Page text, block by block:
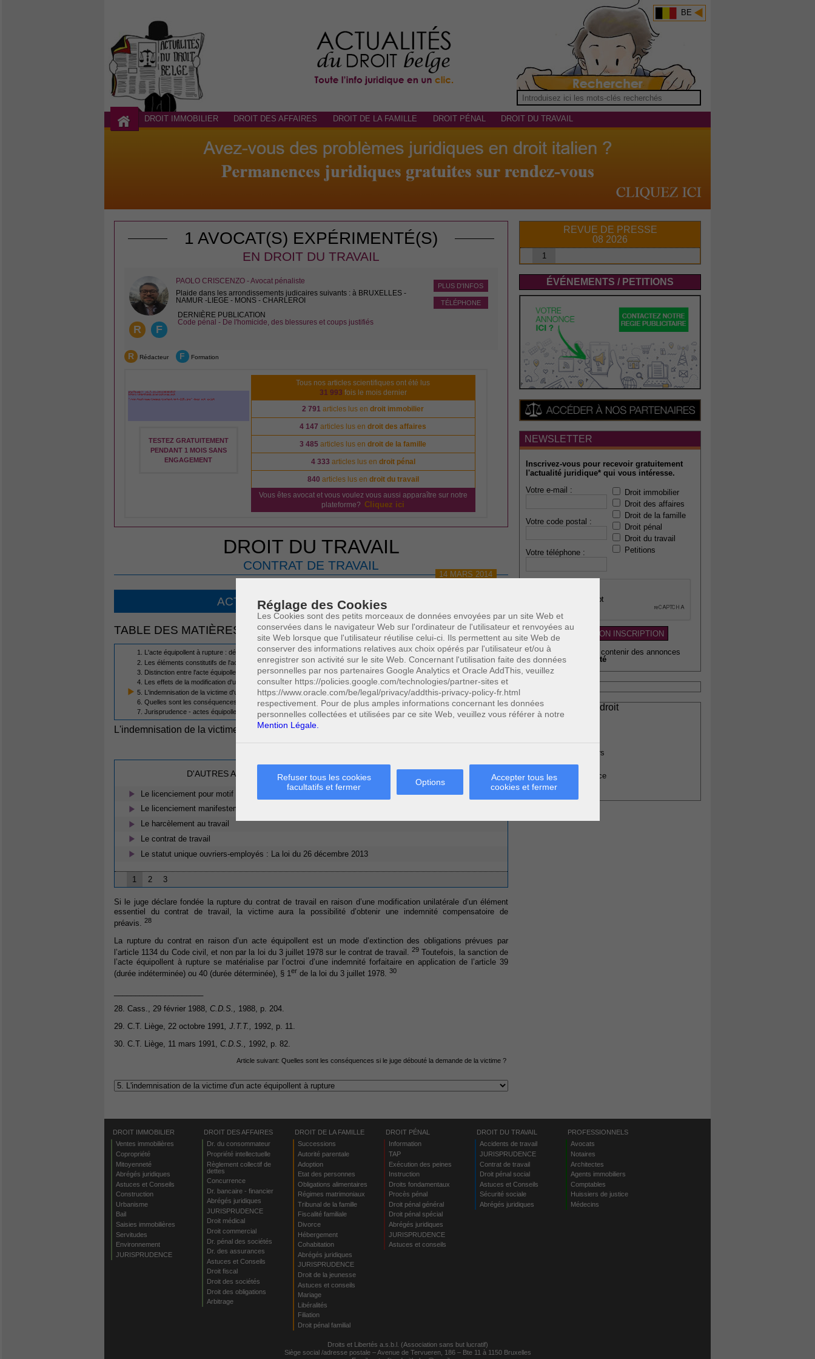
Réglage des Cookies
Les Cookies sont des petits morceaux de données envoyées par un site Web et
conservées dans le navigateur Web sur l'ordinateur de l'utilisateur et renvoyées au
site Web lorsque que l'utilisateur réutilise celui-ci. Ils permettent au site Web de
conserver des informations relatives aux choix opérés par l'utilisateur et/ou à
enregistrer son activité sur le site Web. Concernant l'utilisation faite des données
personnelles par nos partenaires Google Analytics et Oracle AddThis, veuillez
consulter https://policies.google.com/technologies/partner-sites et
https://www.oracle.com/be/legal/privacy/addthis-privacy-policy-fr.html
respectivement. Pour de plus amples informations concernant les données
personnelles collectées et utilisées par ce site Web, veuillez vous référer à notre
Mention Légale.
Refuser tous les cookies
facultatifs et fermer
Options
Accepter tous les
cookies et fermer
BE
DROIT IMMOBILIER DROIT DES AFFAIRES DROIT DE LA FAMILLE DROIT PÉNAL DROIT DU TRAVAIL
1 AVOCAT(S) EXPÉRIMENTÉ(S)
EN DROIT DU TRAVAIL
R F
PLUS D'INFOS
TÉLÉPHONE
PAOLO CRISCENZO - Avocat pénaliste
Plaide dans les arrondissements judicaires suivants : à BRUXELLES -
NAMUR -LIEGE - MONS - CHARLEROI
DERNIÈRE PUBLICATION
Code pénal - De l'homicide, des blessures et coups justifiés
R Rédacteur F Formation
TESTEZ GRATUITEMENT
PENDANT 1 MOIS SANS
ENGAGEMENT
Tous nos articles scientifiques ont été lus
31 993 fois le mois dernier
2 791 articles lus endroit immobilier
4 147 articles lus endroit des affaires
3 485 articles lus endroit de la famille
4 333 articles lus en droit pénal
840 articles lus en droit du travail
Vous êtes avocat et vous voulez vous aussi apparaître sur notre
plateforme? Cliquez ici
DROIT DU TRAVAIL
CONTRAT DE TRAVAIL
14 MARS 2014
ACTE ÉQUIPOLLENT À RUPTURE
TABLE DES MATIÈRES
1. L'acte équipollent à rupture : définition et évolution de la notion
2. Les éléments constitutifs de l'acte équipollent à rupture
3. Distinction entre l'acte équipollent à rupture et le manquement de l'une des parties à ses obligations
4. Les effets de la modification d'un élément essentiel du contrat de travail
5. L'indemnisation de la victime d'un acte équipollent à rupture
6. Quelles sont les conséquences si le juge débouté la demande de la victime ?
7. Jurisprudence - actes équipollent à rupture
L'indemnisation de la victime d'un acte équipollent à rupture
D'AUTRES ARTICLES SUSCEPTIBLES DE VOUS INTERESSER:
Le licenciement pour motif grave
Le licenciement manifestement déraisonnable et la motivation du licenciement
Le harcèlement au travail
Le contrat de travail
Le statut unique ouvriers-employés : La loi du 26 décembre 2013
1 2 3
Si le juge déclare fondée la rupture du contrat de travail en raison d’une modification unilatérale d’un élément
essentiel du contrat de travail, la victime aura la possibilité d’obtenir une indemnité compensatoire de
préavis. 28
La rupture du contrat en raison d’un acte équipollent est un mode d’extinction des obligations prévues par
l’article 1134 du Code civil, et non par la loi du 3 juillet 1978 sur le contrat de travail.29 Toutefois, la sanction de
l’acte équipollent à rupture se matérialise par l’octroi d’une indemnité forfaitaire en application de l’article 39
(durée indéterminée) ou 40 (durée déterminée), § 1er de la loi du 3 juillet 1978. 30
28. Cass., 29 février 1988, C.D.S., 1988, p. 204.
29. C.T. Liège, 22 octobre 1991, J.T.T., 1992, p. 11.
30. C.T. Liège, 11 mars 1991, C.D.S., 1992, p. 82.
Article suivant: Quelles sont les conséquences si le juge débouté la demande de la victime ?
REVUE DE PRESSE
08 2026
1
ÉVÉNEMENTS / PETITIONS
NEWSLETTER
Inscrivez-vous pour recevoir gratuitement
l'actualité juridique* qui vous intéresse.
Votre e-mail :
Votre code postal :
Votre téléphone :
Droit immobilier
Droit des affaires
Droit de la famille
Droit pénal
Droit du travail
Petitions
* Newsletter pouvant contenir des annonces
publicitaires de
qualité
Professionnels du droit
Avocats
Agents immobiliers
Comptables
Huissiers de justice
Médecins
DROIT IMMOBILIER
Ventes immobilières
Copropriété
Mitoyenneté
Abrégés juridiques
Astuces et Conseils
Construction
Urbanisme
Bail
Saisies immobilières
Servitudes
Environnement
JURISPRUDENCE
DROIT DES AFFAIRES
Dr. du consommateur
Propriété intellectuelle
Règlement collectif de
dettes
Concurrence
Dr. bancaire - financier
Abrégés juridiques
JURISPRUDENCE
Droit médical
Droit commercial
Dr. pénal des sociétés
Dr. des assurances
Astuces et Conseils
Droit fiscal
Droit des sociétés
Droit des obligations
Arbitrage
DROIT DE LA FAMILLE
Successions
Autorité parentale
Adoption
Etat des personnes
Obligations alimentaires
Régimes matrimoniaux
Tribunal de la famille
Fiscalité familiale
Divorce
Hébergement
Cohabitation
Abrégés juridiques
JURISPRUDENCE
Droit de la jeunesse
Astuces et conseils
Mariage
Libéralités
Filiation
Droit pénal familial
DROIT PÉNAL
Information
TAP
Exécution des peines
Instruction
Droits fondamentaux
Procès pénal
Droit pénal général
Droit pénal spécial
Abrégés juridiques
JURISPRUDENCE
Astuces et conseils
DROIT DU TRAVAIL
Accidents de travail
JURISPRUDENCE
Contrat de travail
Droit pénal social
Astuces et Conseils
Sécurité sociale
Abrégés juridiques
PROFESSIONNELS
Avocats
Notaires
Architectes
Agents immobiliers
Comptables
Huissiers de justice
Médecins
Droits et Libertés a.s.b.l. (Association sans but lucratif)
Siège social /adresse postale – Avenue de Tervueren, 186 – Bte 11 à 1150 Bruxelles